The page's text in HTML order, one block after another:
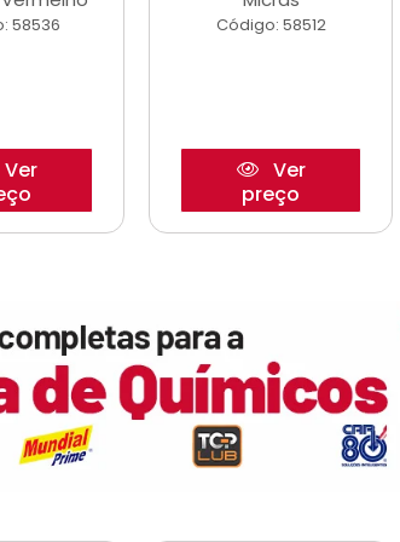
58536
Ver
Código: 58512
Ver
preço